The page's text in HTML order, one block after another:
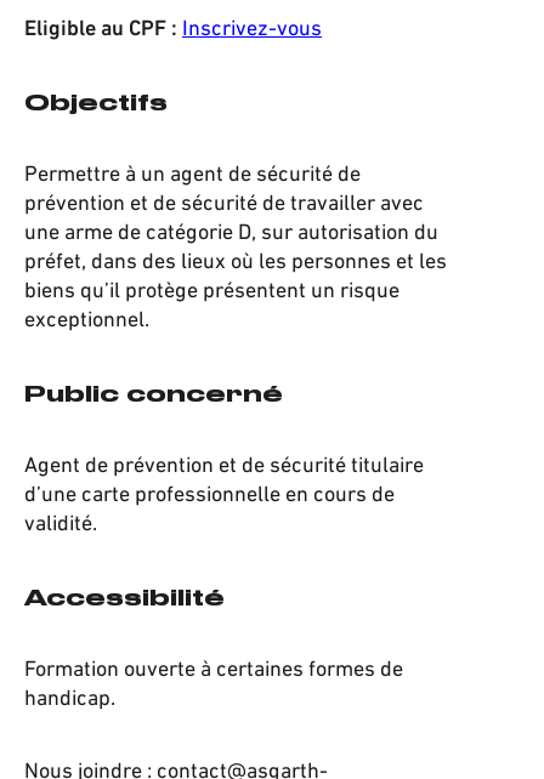
Eligible au CPF : Inscrivez-vous
Objectifs
Permettre à un agent de sécurité de
prévention et de sécurité de travailler avec
une arme de catégorie D, sur autorisation du
préfet, dans des lieux où les personnes et les
biens qu’il protège présentent un risque
exceptionnel.
Public concerné
Agent de prévention et de sécurité titulaire
d’une carte professionnelle en cours de
validité.
Accessibilité
Formation ouverte à certaines formes de
handicap.
Nous joindre : contact@asgarth-